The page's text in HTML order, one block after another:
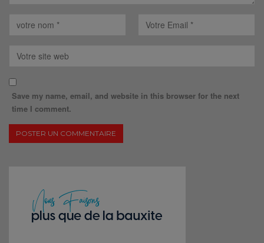
Save my name, email, and website in this browser for the next
time I comment.